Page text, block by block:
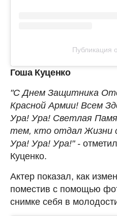
Публикация
Гоша Куценко
"С Днем Защитника
Красной Армии! Всем
Ура! Ура! Светлая
тем, кто отдал Жизни
Ура! Ура! Ура!" -
Куценко.
Актер показал, как
поместив с помощью
снимке себя в